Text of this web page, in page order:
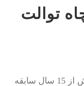
توالت
گروه فنی آذین گستر آچاگ ، با بیش از 15 سال سابقه